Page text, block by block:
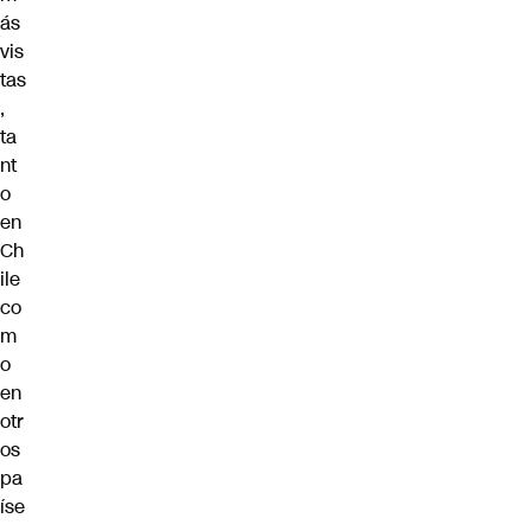
ás
vis
tas
,
ta
nt
o
en
Ch
ile
co
m
o
en
otr
os
pa
íse